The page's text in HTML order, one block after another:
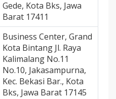
Gede, Kota Bks, Jawa
Barat 17411
Business Center, Grand
Kota Bintang Jl. Raya
Kalimalang No.11
No.10, Jakasampurna,
Kec. Bekasi Bar., Kota
Bks, Jawa Barat 17145